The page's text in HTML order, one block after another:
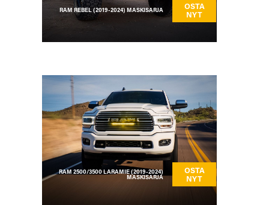
RAM REBEL (2019-2024) MASKISARJA
OSTA
NYT
RAM 2500/3500 LARAMIE (2019-2024)
MASKISARJA
OSTA
NYT